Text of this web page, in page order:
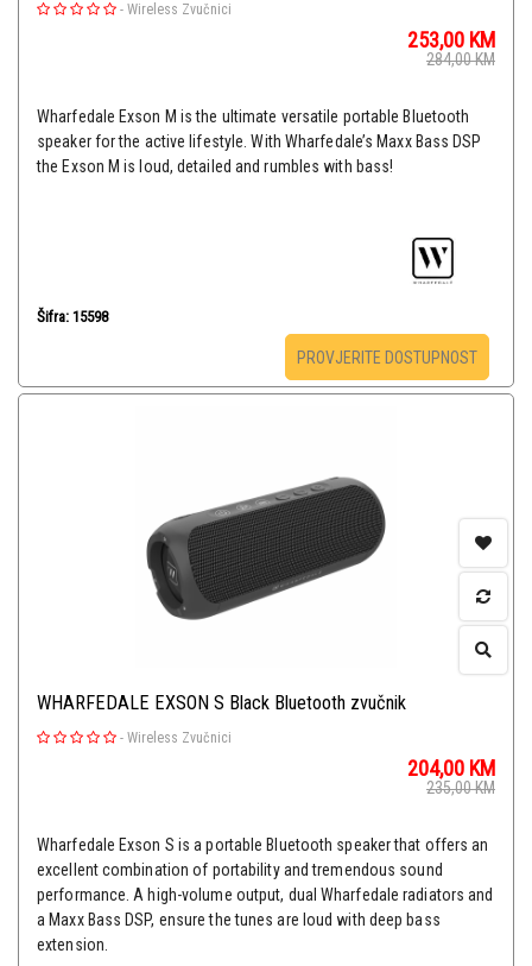
- Wireless Zvučnici
253,00 KM
284,00KM
Wharfedale Exson M is the ultimate versatile portable Bluetooth
speaker for the active lifestyle. With Wharfedale’s Maxx Bass DSP
the Exson M is loud, detailed and rumbles with bass!
Šifra: 15598
PROVJERITE DOSTUPNOST
WHARFEDALE EXSON S Black Bluetooth zvučnik
- Wireless Zvučnici
204,00 KM
235,00KM
Wharfedale Exson S is a portable Bluetooth speaker that offers an
excellent combination of portability and tremendous sound
performance. A high-volume output, dual Wharfedale radiators and
a Maxx Bass DSP, ensure the tunes are loud with deep bass
extension.